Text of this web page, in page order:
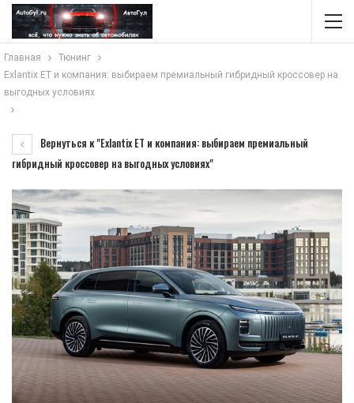
Главная
Тюнинг
Exlantix ET и компания: выбираем премиальный гибридный кроссовер на
выгодных условиях
Вернуться к "Exlantix ET и компания: выбираем премиальный
гибридный кроссовер на выгодных условиях"